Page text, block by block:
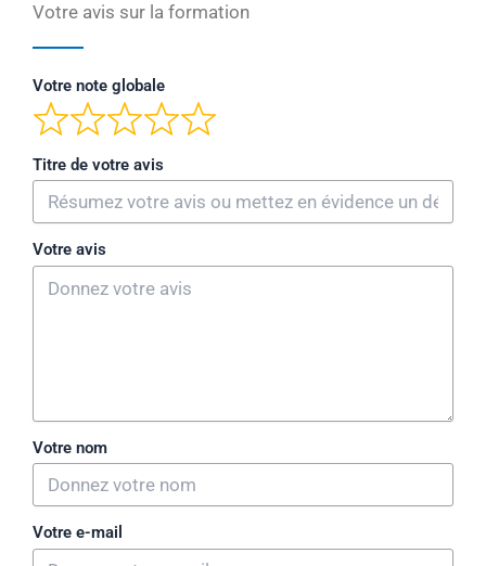
Votre avis sur la formation
Votre note globale
Titre de votre avis
Votre avis
Votre nom
Votre e-mail